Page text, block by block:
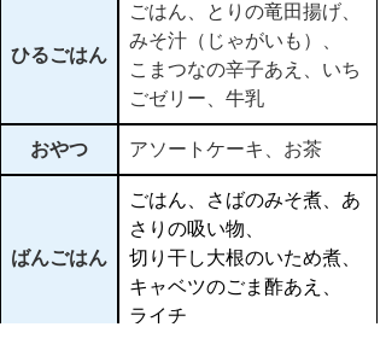
ひるごはん
ごはん、とりの竜田揚げ、
みそ汁（じゃがいも）、
こまつなの辛子あえ、いち
ごゼリー、牛乳
おやつ アソートケーキ、お茶
ばんごはん
ごはん、さばのみそ煮、あ
さりの吸い物、
切り干し大根のいため煮、
キャベツのごま酢あえ、
ライチ